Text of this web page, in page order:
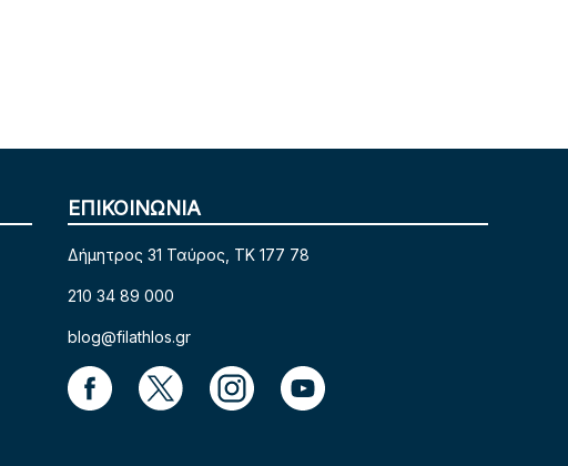
ΕΠΙΚΟΙΝΩΝΙΑ
Δήμητρος 31 Ταύρος, TK 177 78
210 34 89 000
blog@filathlos.gr